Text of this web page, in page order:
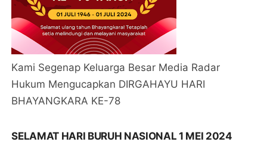
Kami Segenap Keluarga Besar Media Radar
Hukum Mengucapkan DIRGAHAYU HARI
BHAYANGKARA KE-78
SELAMAT HARI BURUH NASIONAL 1 MEI 2024